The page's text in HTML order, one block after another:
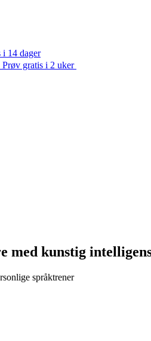
i 14 dager
Prøv gratis i 2 uker
med kunstig
språktrener